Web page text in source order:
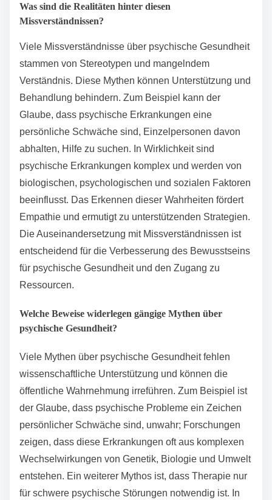
Was sind die Realitäten hinter diesen
Missverständnissen?
Viele Missverständnisse über psychische Gesundheit
stammen von Stereotypen und mangelndem
Verständnis. Diese Mythen können Unterstützung und
Behandlung behindern. Zum Beispiel kann der
Glaube, dass psychische Erkrankungen eine
persönliche Schwäche sind, Einzelpersonen davon
abhalten, Hilfe zu suchen. In Wirklichkeit sind
psychische Erkrankungen komplex und werden von
biologischen, psychologischen und sozialen Faktoren
beeinflusst. Das Erkennen dieser Wahrheiten fördert
Empathie und ermutigt zu unterstützenden Strategien.
Die Auseinandersetzung mit Missverständnissen ist
entscheidend für die Verbesserung des Bewusstseins
für psychische Gesundheit und den Zugang zu
Ressourcen.
Welche Beweise widerlegen gängige Mythen über
psychische Gesundheit?
Viele Mythen über psychische Gesundheit fehlen
wissenschaftliche Unterstützung und können die
öffentliche Wahrnehmung irreführen. Zum Beispiel ist
der Glaube, dass psychische Probleme ein Zeichen
persönlicher Schwäche sind, unwahr; Forschungen
zeigen, dass diese Erkrankungen oft aus komplexen
Wechselwirkungen von Genetik, Biologie und Umwelt
entstehen. Ein weiterer Mythos ist, dass Therapie nur
für schwere psychische Störungen notwendig ist. In